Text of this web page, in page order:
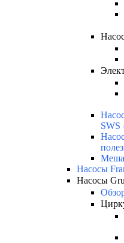
SWS
Насосы
Насосы